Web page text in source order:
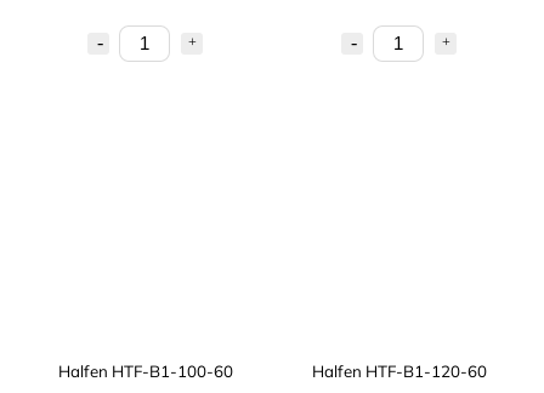
Halfen HTF-B1-100-60 Halfen HTF-B1-120-60